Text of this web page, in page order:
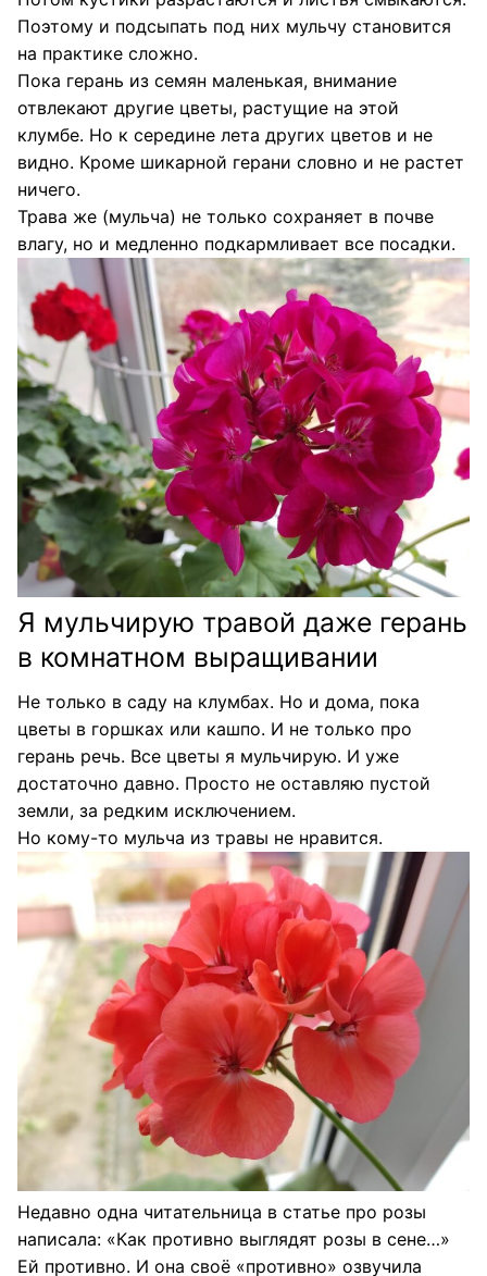
Поэтому и подсыпать под них мульчу становится
на практике сложно.
Пока герань из семян маленькая, внимание
отвлекают другие цветы, растущие на этой
клумбе. Но к середине лета других цветов и не
видно. Кроме шикарной герани словно и не растет
ничего.
Трава же (мульча) не только сохраняет в почве
влагу, но и медленно подкармливает все посадки.
Я мульчирую травой даже герань
в комнатном выращивании
Не только в саду на клумбах. Но и дома, пока
цветы в горшках или кашпо. И не только про
герань речь. Все цветы я мульчирую. И уже
достаточно давно. Просто не оставляю пустой
земли, за редким исключением.
Но кому-то мульча из травы не нравится.
Недавно одна читательница в статье про розы
написала: «Как противно выглядят розы в сене…»
Ей противно. И она своё «противно» озвучила